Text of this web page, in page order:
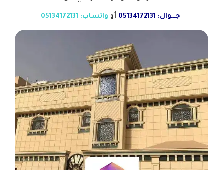
جـــوال: 05134172131 أو واتساب: 05134172131